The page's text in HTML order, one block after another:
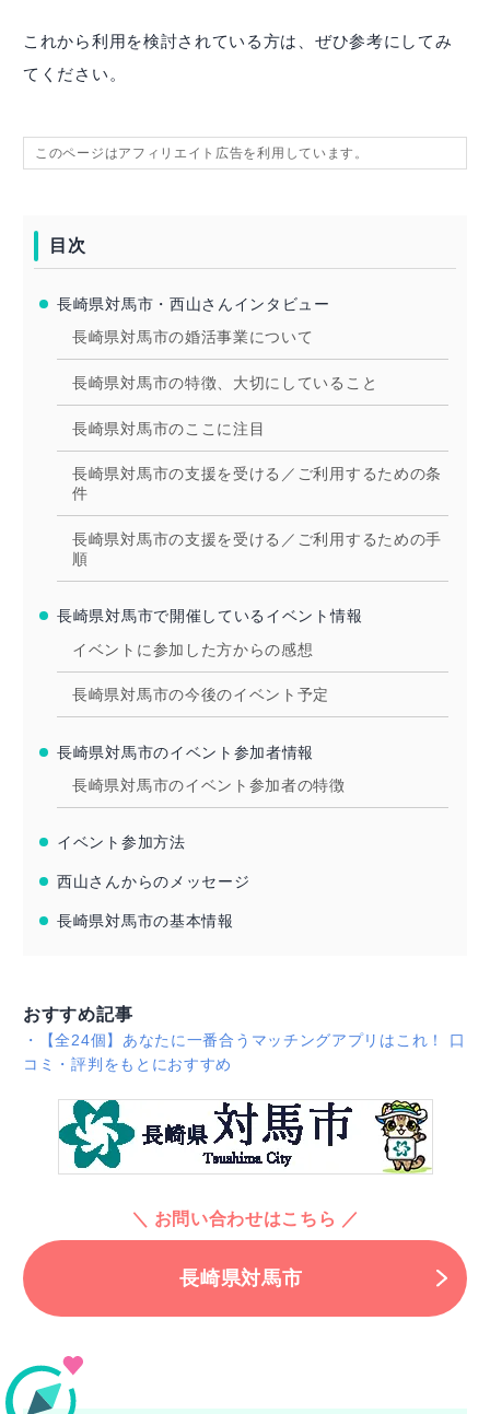
これから利用を検討されている方は、ぜひ参考にしてみ
てください。
このページはアフィリエイト広告を利用しています。
目次
長崎県対馬市・西山さんインタビュー
長崎県対馬市の婚活事業について
長崎県対馬市の特徴、大切にしていること
長崎県対馬市のここに注目
長崎県対馬市の支援を受ける／ご利用するための条
件
長崎県対馬市の支援を受ける／ご利用するための手
順
長崎県対馬市で開催しているイベント情報
イベントに参加した方からの感想
長崎県対馬市の今後のイベント予定
長崎県対馬市のイベント参加者情報
長崎県対馬市のイベント参加者の特徴
イベント参加方法
西山さんからのメッセージ
長崎県対馬市の基本情報
おすすめ記事
・
【全24個】あなたに一番合うマッチングアプリはこれ！ 口
コミ・評判をもとにおすすめ
お問い合わせはこちら
長崎県対馬市